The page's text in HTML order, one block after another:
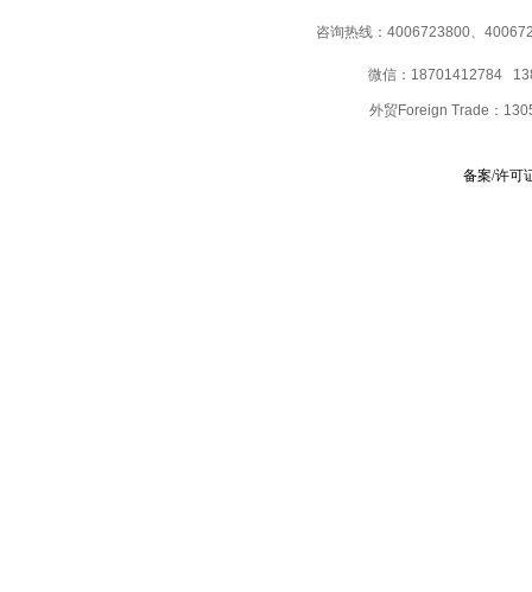
咨询热线：4006723800、
微信：18701412784
外贸Foreign Trade：
备案/许可